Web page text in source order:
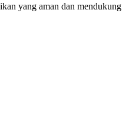
yang aman dan mendukung